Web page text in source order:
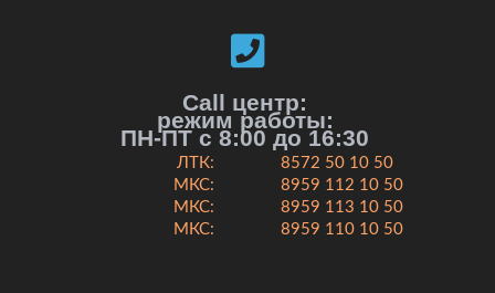
Call центр:
режим работы:
ПН-ПТ с 8:00 до 16:30
ЛТК:
МКС:
МКС:
МКС:
8572 50 10 50
8959 112 10 50
8959 113 10 50
8959 110 10 50